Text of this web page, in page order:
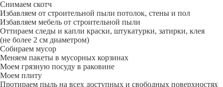
Снимаем скотч
Избавляем от строительной пыли потолок, стены и пол
Избавляем мебель от строительной пыли
Оттираем следы и капли краски, штукатурки, затирки, клея
(не более 2 см диаметром)
Собираем мусор
Меняем пакеты в мусорных корзинах
Моем грязную посуду в раковине
Моем плиту
Протираем пыль на всех доступных и свободных поверхностях